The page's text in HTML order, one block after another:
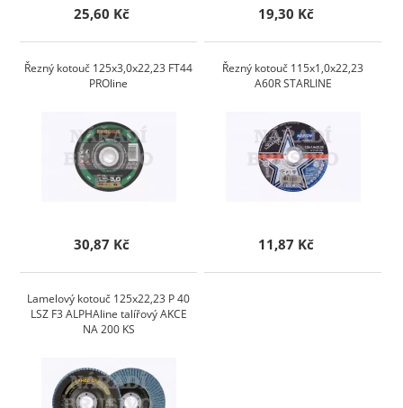
25,60 Kč 19,30 Kč
Řezný kotouč 125x3,0x22,23 FT44
PROline
30,87 Kč
Řezný kotouč 115x1,0x22,23
A60R STARLINE
11,87 Kč
Lamelový kotouč 125x22,23 P 40
LSZ F3 ALPHAline talířový AKCE
NA 200 KS